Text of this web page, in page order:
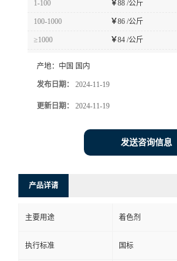
1-100 ￥88 /公斤
100-1000 ￥86 /公斤
≥1000 ￥84 /公斤
产地： 中国 国内
发布日期： 2024-11-19
更新日期： 2024-11-19
发送咨询信息
产品详请
主要用途 着色剂
执行标准 国标